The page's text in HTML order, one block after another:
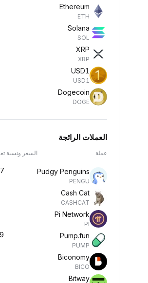
Ethereum
ETH
Solana
SOL
XRP
XRP
USD1
USD1
Dogecoin
DOGE
العملات الرائجة
عملة السعر ونسبة تغيره
Pudgy Penguins
PENGU
Cash Cat
CASHCAT
Pi Network
PI
Pump.fun
PUMP
Biconomy
BICO
Bitway